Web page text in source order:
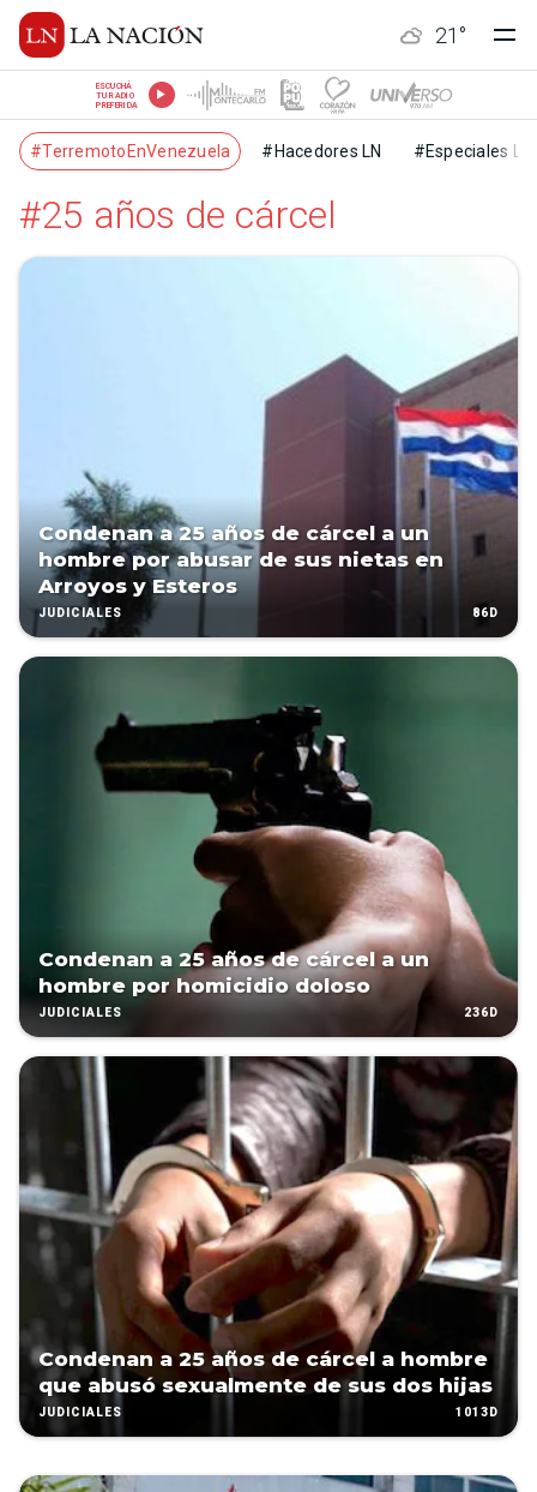
21 °
ESCUCHÁ
TU RADIO
PREFERIDA
#TerremotoEnVenezuela #Hacedores LN #Especiales LN
#25 años de cárcel
Condenan a 25 años de cárcel a un
hombre por abusar de sus nietas en
Arroyos y Esteros
JUDICIALES 86D
Condenan a 25 años de cárcel a un
hombre por homicidio doloso
JUDICIALES 236D
Condenan a 25 años de cárcel a hombre
que abusó sexualmente de sus dos hijas
JUDICIALES 1013D